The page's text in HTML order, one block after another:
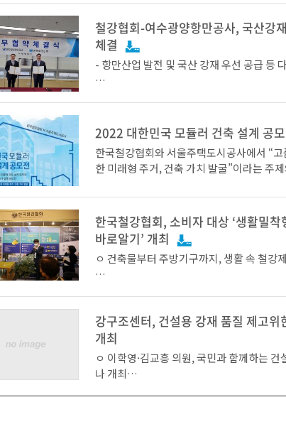
이외에도 현대제철 정진 연구원은 녹색제품
동국제강 최우남 연구원은 건축구조용 안전
박사는 해상풍력발전 특화강재에 대해 발
포하기도 하였다.
강구조센터는 강구조 건설 분야의 수요확
해 1996년 2월 발족하였으며, 포스코, 현대
추후 싱가포르 건설 프로젝트에 국산 건설용
해 싱가포르 BC1에 KS기준을 등재하는 부
국철강협회 강구조센터는 KS기준 등재를 위
수출경험을 가진 센구조와 BC1 가이드북의
싱가포르 SIT (SINGAPORE INSTITUTE
의 CHIEW SING PING 교수의 협조를 받
6월 Official announcement로 싱가포르
이 승인되고, BC1 가이드북 개정판이 2023
연강재, 열간압연형강 등 33종의 KS 규격
* BC1 개정판 확인 사이트 : go.gov.sg/
한편 BC1 내 KS 기준이 등록됨에 따라 싱가
재를 자유롭게 설계반영 및 적용가능하고,
가지고 있는 강도를 100% 그대로 적용 가능
출만으로 품질 보증 가능한 장점 등으로 국
것으로 기대된다.
년도 제1회 이사회를 개최하고, 2023년도
분야의 국내시장 안정화를 위해 모듈러주
모듈러건축 구조설계 가이드 지침을 마련할
또한 강구조 분야의 친환경성 경쟁력 강화
소중립설계 적용 인증프로그램을 개발하고,
상에 강건재를 포함시키기 위해 친환경 건축
시한다.
항만공사와 MOU 체결, 철강재 정품 사용 캠
상으로 강건재의 우수성을 홍보하고, 싱가포
국제모듈러포럼 개최 등을 통해 건설용 강
정이다.
- 하강레저시설의 크고 작은 안전사고가 끊
며, 이에 따른 안전사고예방을 위한 대책 마
최근 하강레저시설은 친환경 레저스포츠로
고 있음에도 설계 및 안전기준 부재, 부적합
이에 따라 11월 22일(화) 국회의원회관 제3
이날 행사는 이병훈(문화체육관광위원회)
철강협회에서 주관했으며, 문화체육관광부,
스포츠안전재단, 한국소비자원, 한국건축구
행사를 주최한 이병훈 의원은 지난 11월 강
일어난 짚트랙 사고를 언급하며 “하강레저
안전사고가 끊이지 않고 발생하고 있어서 안
련이 시급한 상황”이라고 하였다.
철강협회-여수광양항만공사, 국산강
체결
- 항만산업 발전 및 국산 강재 우선 공급 등
한국철강협회는 3월 8일 여수광양항만공
양항 자동화 부두 구축협력 및 국내 철강산
약을 체결 했다고 밝혔다.
이번 협약은 광양항 무인자동화 항만 구축
는 ➊항만 하역분야에 우수한 국산강재 우
역분야 국산화를 위한 국산강재 사용 확대
현장 반입강재 품질 점검 지원 ➍양 기관 상
대 등의 분야에서 상호협력을 적극 추진할 예
광양항 무인 자동화 항만 구축사업은 총 사
자하여 광양항 3-2단계 컨테이너 부두를 건
2022 대한민국 모듈러 건축 설계 공
한국철강협회와 서울주택도시공사에서 “
한 미래형 주거, 건축 가치 발굴”이라는 주
공모전은 한국철강협회 “제2회 대학생 스
모전”과 서울주택도시공사의 제8회 “SH청
전”을 콜라보한 공모전으로, 최근 정보정책
두인 스마트 건설기술 중 하나인 “모듈러”에
어를 학생과 청년층에 묻고자 한다.
[2022 대한민국 모듈러 건축 설계 공모전]
1. 공모주제
1) 자유주제
– 주제 : 스틸 모듈러유닛을 활용한 미래건
업/공공 등)
한국철강협회, 소비자 대상 ‘생활밀착
바로알기’ 개최
ㅇ 건축물부터 주방기구까지, 생활 속 철강
한국철강협회는 11월 3일 서울 소재 더케
상 ‘생활밀착형 철강제품 바로알기’행사를
는 생활 속에서 만날 수 있는 철강제품을 소
주방기구 등을 전시하였다.
강구조센터, 건설용 강재 품질 제고위
개최
ㅇ 이학영·김교흥 의원, 국민과 함께하는 건
나 개최